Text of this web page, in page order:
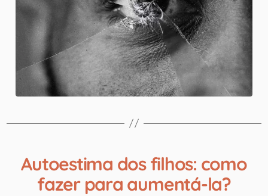
Autoestima dos filhos: como
fazer para aumentá-la?